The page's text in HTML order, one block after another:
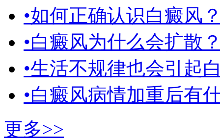
•如何正确认识白癜风
•白癜风为什么会扩散
•生活不规律也会引起
•白癜风病情加重后有
更多>>